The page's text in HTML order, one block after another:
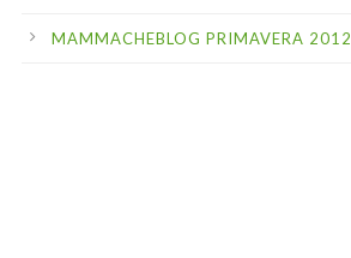
MAMMACHEBLOG PRIMAVERA 2012